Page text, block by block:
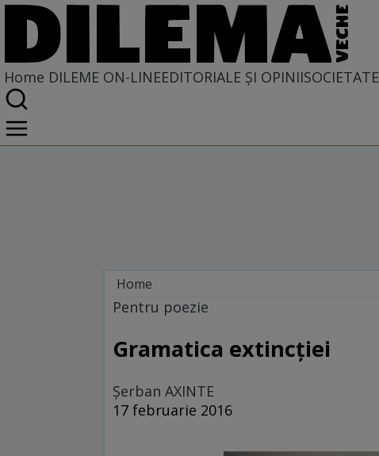
Home DILEME ON-LINEEDITORIALE ȘI OPINIISOCIETATE
Home
Dileme on-line
Pentru poezie
Gramatica extincţiei
Şerban AXINTE
17 februarie 2016